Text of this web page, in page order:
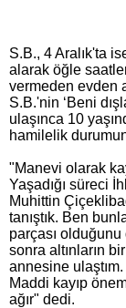
S.B., 4 Aralık'ta
alarak öğle
vermeden evden
S.B.'nin ‘Beni
ulaşınca 10
hamilelik
"Manevi olarak
Yaşadığı süreci
Muhittin
tanıştık. Ben
parçası
sonra altınların
annesine
Maddi kayıp
ağır" dedi.